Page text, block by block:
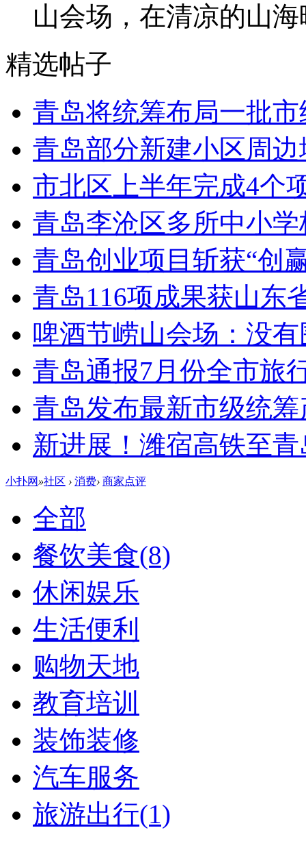
山会场，在清凉的山
精选帖子
青岛将统筹布局一批市
青岛部分新建小区周
市北区上半年完成4个
青岛李沧区多所中小
青岛创业项目斩获“创
青岛116项成果获山东
啤酒节崂山会场：没有
青岛通报7月份全市旅
青岛发布最新市级统
新进展！潍宿高铁至
小扑网 »社区 › 消费› 商家点评
全部
餐饮美食(8)
休闲娱乐
生活便利
购物天地
教育培训
装饰装修
汽车服务
旅游出行(1)